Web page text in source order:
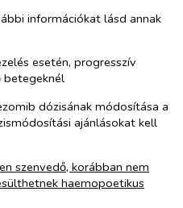
információkat lásd annak
esetén, progresszív
betegeknél
dózisának módosítása a
ajánlásokat kell
szenvedő, korábban nem
haemopoetikus